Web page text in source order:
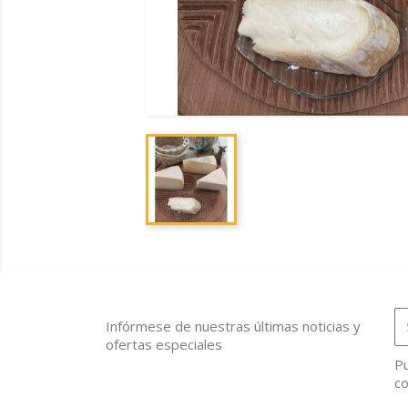
Infórmese de nuestras últimas noticias y
ofertas especiales